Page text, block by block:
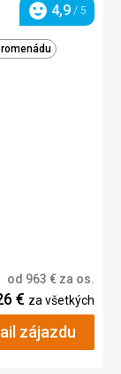
Hodnotenie
4,9 / 5
od 963 € za os.
€ za všetkých
zájazdu